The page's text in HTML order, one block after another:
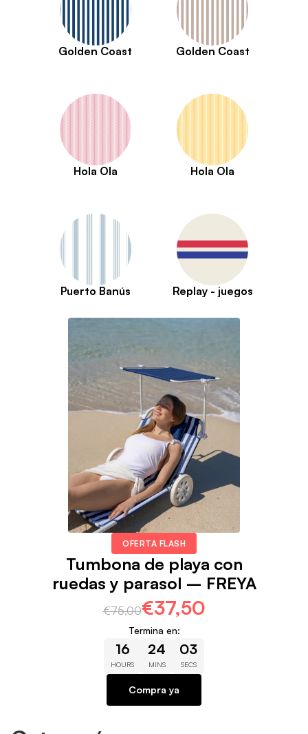
Golden Coast Golden Coast
Hola Ola Hola Ola
Puerto Banús Replay - juegos
OFERTA FLASH
Tumbona de playa con
ruedas y parasol – FREYA
€75,00€37,50
Termina en:
16
HOURS
24
MINS
02
SECS
Compra ya